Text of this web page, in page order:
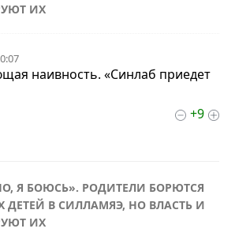
ИХ
наивность. «Синлаб приедет
+9
Я БОЮСЬ». РОДИТЕЛИ БОРЮТСЯ
ДЕТЕЙ В СИЛЛАМЯЭ, НО ВЛАСТЬ И
ИХ